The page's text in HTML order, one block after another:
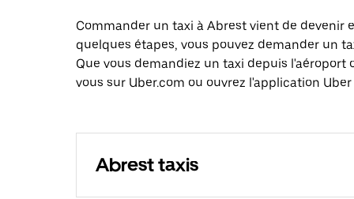
Commander un taxi à Abrest vient de devenir
quelques étapes, vous pouvez demander un
Que vous demandiez un taxi depuis
vous sur Uber.com ou ouvrez l'application
Abrest taxis